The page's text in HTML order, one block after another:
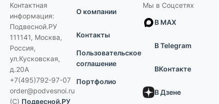
Контактная
информация:
Подвесной.РУ
111141, Москва,
Россия,
ул.Кусковская,
д.20А
+7(495)792-97-07
order@podvesnoi.ru
(C) Подвесной.РУ
О компании
Контакты
Пользовательское
соглашение
Портфолио
Мы в Соцсетях
В MAX
В Telegram
ВКонтакте
В Дзене